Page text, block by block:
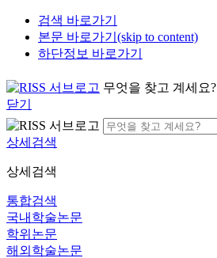
검색 바로가기
본문 바로가기(skip to content)
하단정보 바로가기
무엇을 찾고 계세요?
닫기
상세검색
상세검색
통합검색
국내학술논문
학위논문
해외학술논문